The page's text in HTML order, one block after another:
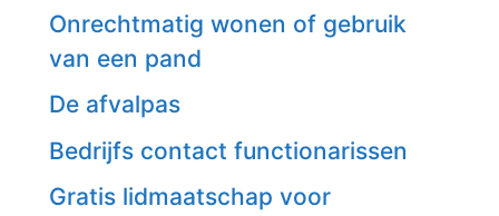
Onrechtmatig wonen of gebruik
van een pand
De afvalpas
Bedrijfs contact functionarissen
Gratis lidmaatschap voor